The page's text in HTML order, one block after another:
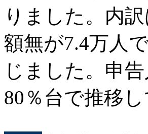
りました。内
額無が7.4万人
じました。申
80％台で推移